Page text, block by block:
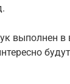
выполнен в